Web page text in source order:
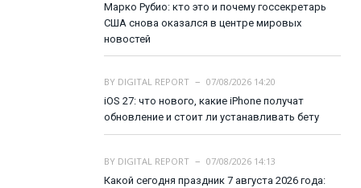
Марко Рубио: кто это и почему госсекретарь
США снова оказался в центре мировых
новостей
BY DIGITAL REPORT
07/08/2026 14:20
iOS 27: что нового, какие iPhone получат
обновление и стоит ли устанавливать бету
BY DIGITAL REPORT
07/08/2026 14:13
Какой сегодня праздник 7 августа 2026 года: